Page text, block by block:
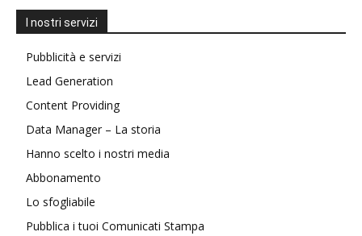
I nostri servizi
Pubblicità e servizi
Lead Generation
Content Providing
Data Manager – La storia
Hanno scelto i nostri media
Abbonamento
Lo sfogliabile
Pubblica i tuoi Comunicati Stampa